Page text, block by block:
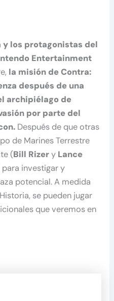
y los protagonistas del
Entertainment
la misión de Contra:
después de una
archipiélago de
por parte del
Después de que otras
de Marines Terrestre
(Bill Rizery Lance
investigar y
potencial. A medida
se pueden jugar
que veremos en